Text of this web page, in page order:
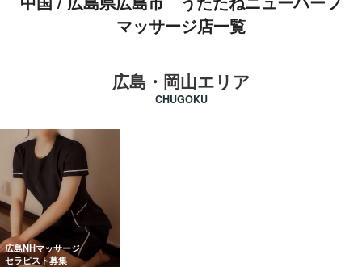
マッサージ店一覧
広島・岡山エリア
CHUGOKU
広島NHマッサージ
セラピスト募集